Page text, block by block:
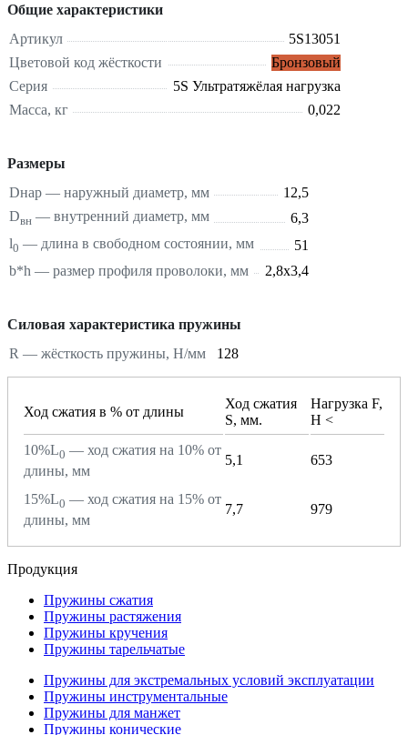
Общие характеристики
Артикул
5S13051
Цветовой код жёсткости
Бронзовый
Серия
5S Ультратяжёлая нагрузка
Масса, кг
0,022
Размеры
Dнар — наружный диаметр, мм
12,5
Dвн — внутренний диаметр, мм
6,3
l0 — длина в свободном состоянии, мм
51
b*h — размер профиля проволоки, мм
2,8х3,4
Силовая характеристика пружины
R — жёсткость пружины, Н/мм
128
Ход сжатия в % от длины
Ход сжатия
S, мм.
Нагрузка F,
H <
10%L0 — ход сжатия на 10% от
длины, мм
5,1 653
15%L0 — ход сжатия на 15% от
длины, мм
7,7 979
Продукция
Пружины сжатия
Пружины растяжения
Пружины кручения
Пружины тарельчатые
Пружины для экстремальных условий эксплуатации
Пружины инструментальные
Пружины для манжет
Пружины конические